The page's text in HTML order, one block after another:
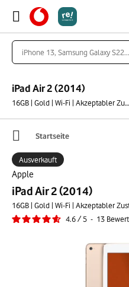
iPad Air 2 (2014)
16GB | Gold | Wi-Fi | Akzeptabler Zustand
Startseite
Apple
iPad Air 2 (2014)
16GB | Gold | Wi-Fi | Akzeptabler
4.6/5 - 13
Ausverkauft